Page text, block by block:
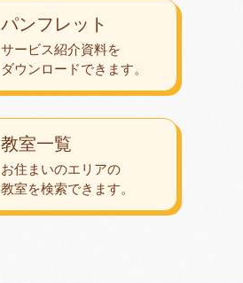
教室一覧
お住まいのエリアの
教室を検索できます。
パンフレット
サービス紹介資料を
ダウンロードできます。